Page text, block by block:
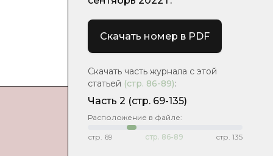
Скачать номер в PDF
Скачать часть журнала с этой
статьей (стр. 86-89):
Часть 2 (стр. 69-135)
Расположение в файле:
стр. 69 стр. 86-89 стр. 135